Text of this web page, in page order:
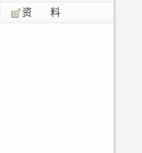
资 料